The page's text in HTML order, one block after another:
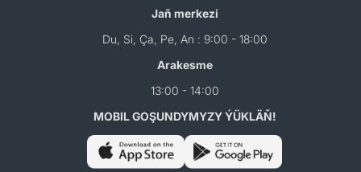
Jaň merkezi
Du, Si, Ça, Pe, An : 9:00 - 18:00
Arakesme
13:00 - 14:00
MOBIL GOŞUNDYMYZY ÝÜKLÄŇ!